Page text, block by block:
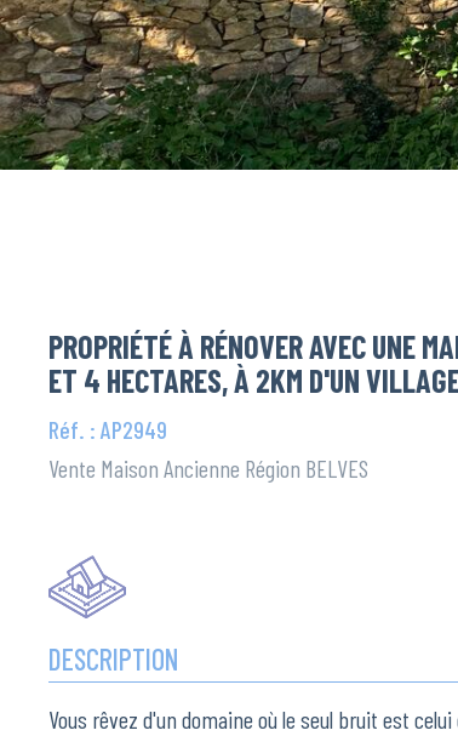
PROPRIÉTÉ À RÉNOVER AVEC UNE
ET 4 HECTARES, À 2KM D'UN
Réf. : AP2949
Vente Maison Ancienne Région BELVES
DESCRIPTION
Vous rêvez d'un domaine où le seul bruit est